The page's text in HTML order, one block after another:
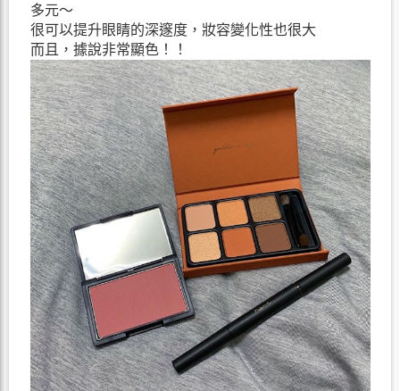
多元～
很可以提升眼睛的深邃度，妝容變化性也很大
而且，據說非常顯色！！